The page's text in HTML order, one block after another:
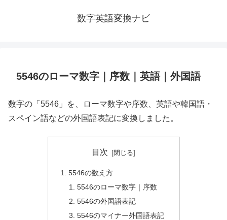
数字英語変換ナビ
5546のローマ数字｜序数｜英語｜外国語
数字の「5546」を、ローマ数字や序数、英語や韓国語・
スペイン語などの外国語表記に変換しました。
目次
5546の数え方
5546のローマ数字｜序数
5546の外国語表記
5546のマイナー外国語表記